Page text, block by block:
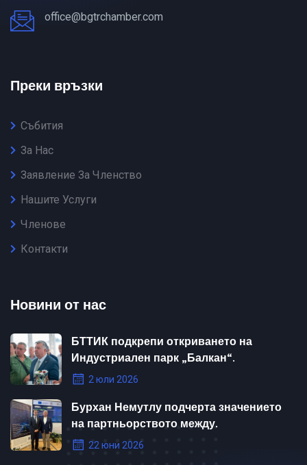
office@bgtrchamber.com
Преки връзки
Събития
За Нас
Заявление За Членство
Нашите Услуги
Членове
Контакти
Новини от нас
БТТИК подкрепи откриването на
Индустриален парк „Балкан“.
2 юли 2026
Бурхан Немутлу подчерта значението
на партньорството между.
22 юни 2026